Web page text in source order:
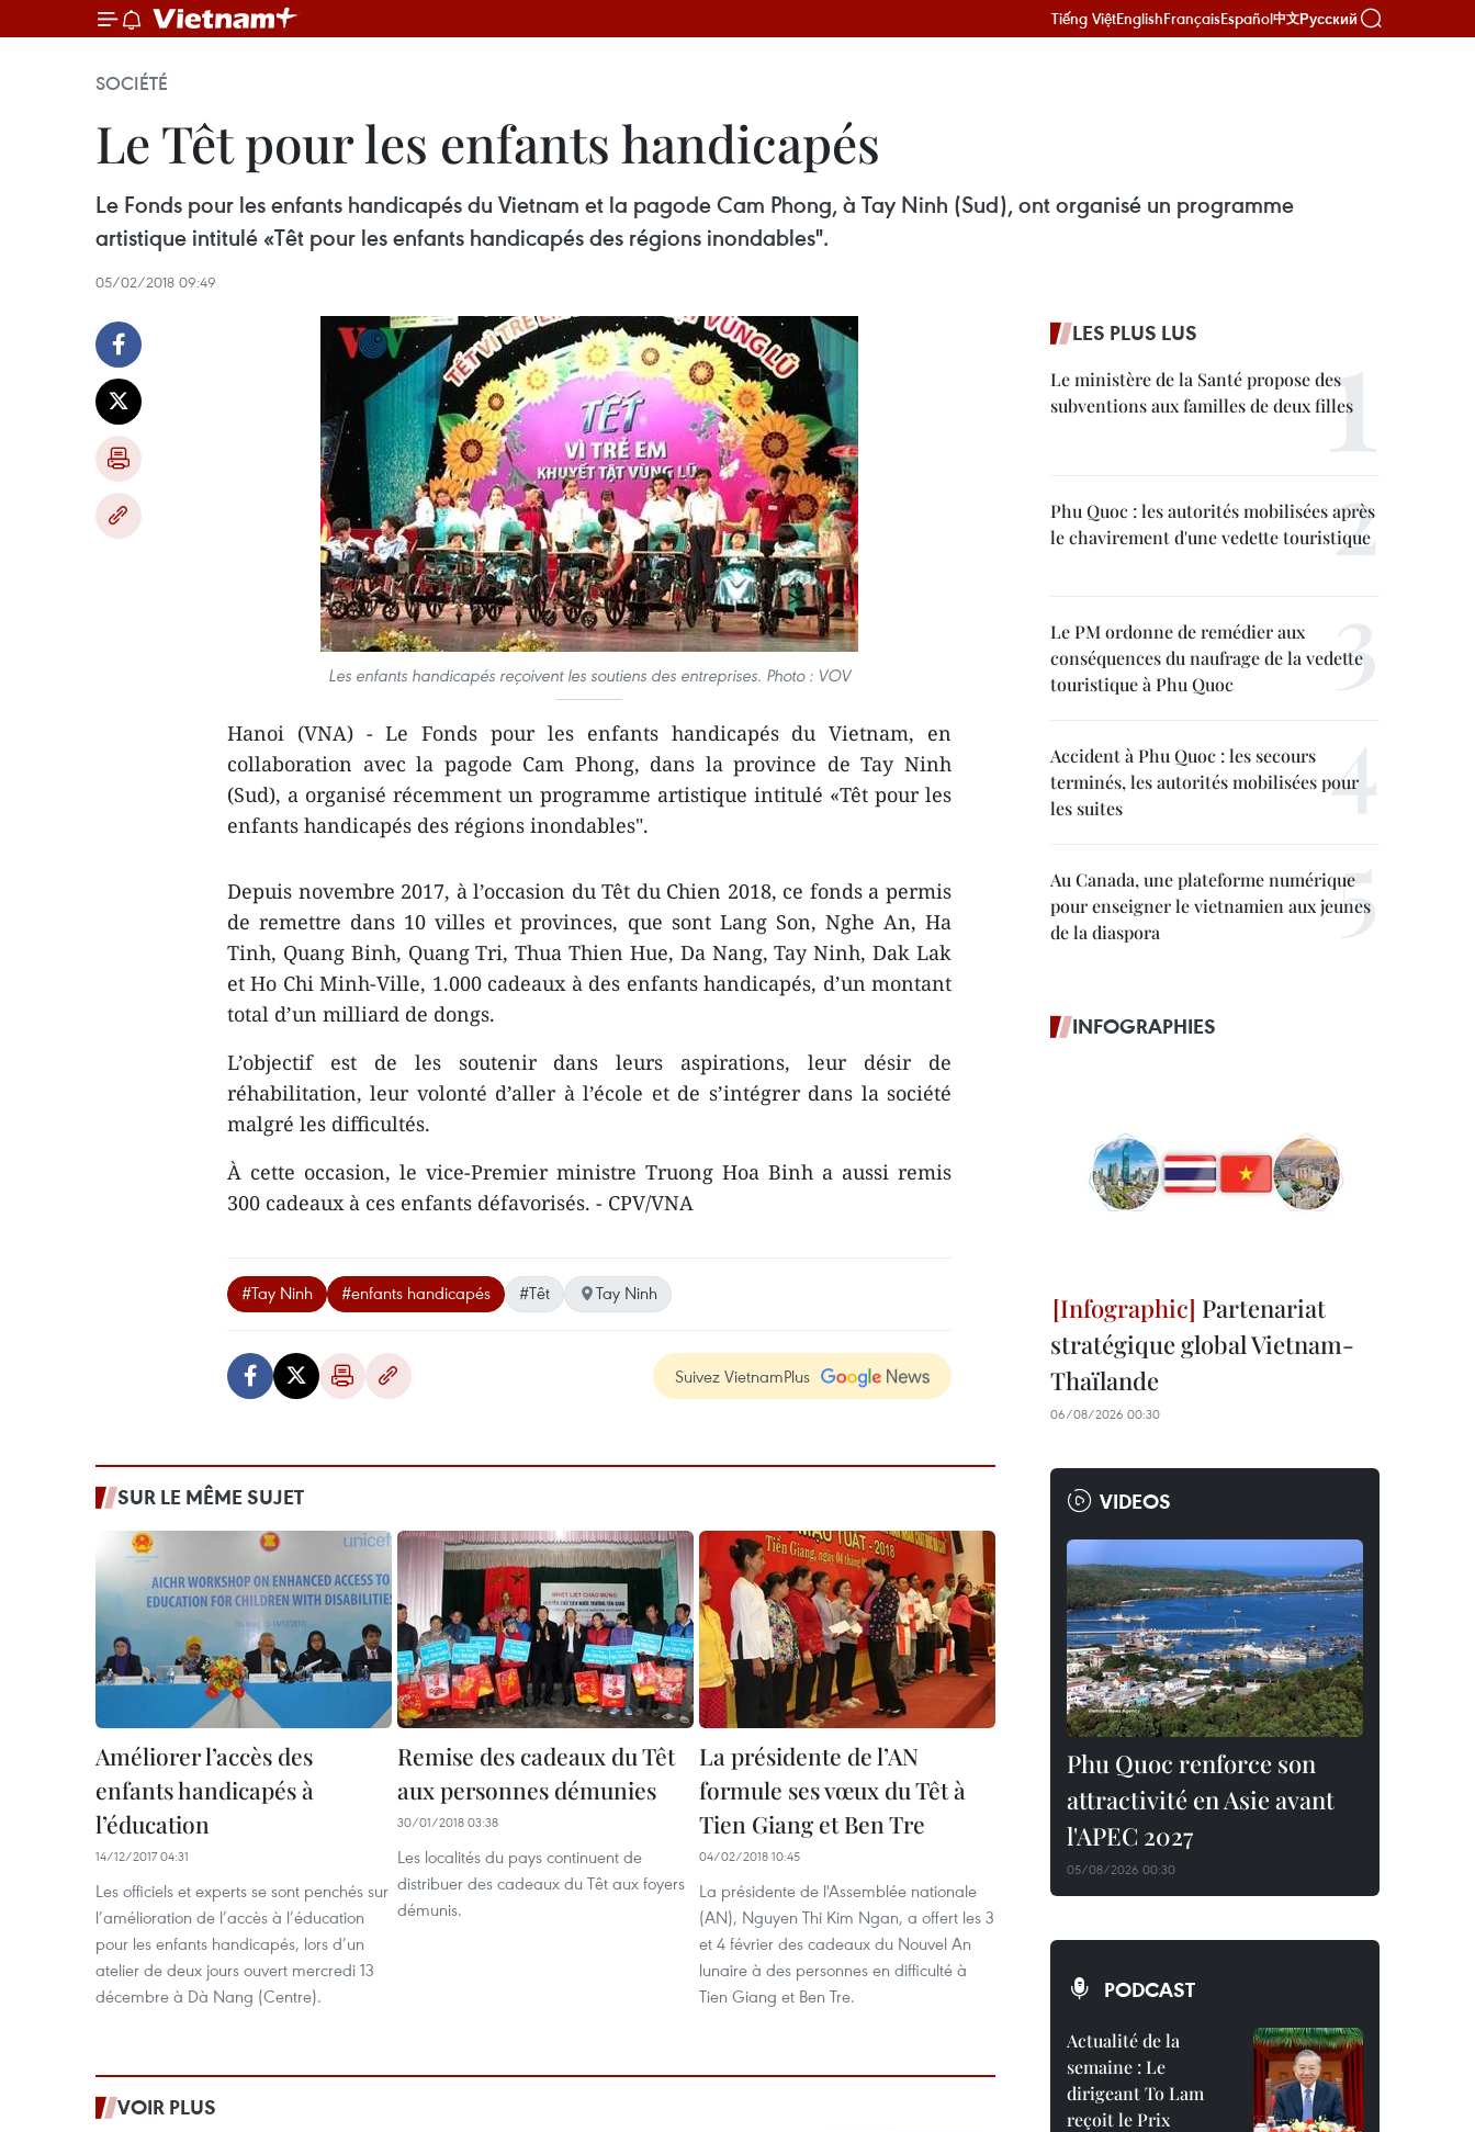
Tiếng ViệtEnglishFrançaisEspañol中文Русский
SOCIÉTÉ
Le Têt pour les enfants handicapés
Le Fonds pour les enfants handicapés du Vietnam et la pagode Cam Phong, à Tay Ninh (Sud), ont organisé un programme
artistique intitulé «Têt pour les enfants handicapés des régions inondables".
05/02/2018 09:49
Les enfants handicapés reçoivent les soutiens des entreprises. Photo : VOV
Hanoi (VNA) - Le Fonds pour les enfants handicapés du Vietnam, en
collaboration avec la pagode Cam Phong, dans la province de Tay Ninh
(Sud), a organisé récemment un programme artistique intitulé «Têt pour les
enfants handicapés d​es régions inondables".
Depuis novembre 2017, à l’occasion du Têt du Chien 2018, ce fonds a permis
de remettre dans 10 villes et provinces, que sont Lang Son, Nghe An, Ha
Tinh, Quang Binh, Quang Tri, Thua Thien Hue, Da Nang, Tay Ninh, Dak Lak
et Ho Chi Minh-Ville, 1.000 cadeaux à des enfants handicapés, d’un montant
total d’un milliard de dongs.
L’objectif est de les soutenir dans leurs aspirations, leur désir de
réhabilitation, leur volonté d’aller à l’école et de s’intégrer dans la société
malgré les difficultés.
À cette occasion, le vice-Premier ministre Truong Hoa Binh a aussi remis
300 cadeaux à ces enfants défavorisés. - CPV/VNA
#Tay Ninh #enfants handicapés #Têt Tay Ninh
Suivez VietnamPlus
SUR LE MÊME SUJET
Améliorer l’accès des
enfants handicapés à
l’éducation
14/12/2017 04:31
Les officiels et experts se sont penchés sur
l’amélioration de l’accès à l’éducation
pour les enfants handicapés, lors d’un
atelier de deux jours ouvert mercredi 13
décembre à Dà Nang (Centre).
Remise des cadeaux du Têt
aux personnes démunies
30/01/2018 03:38
Les localités du pays continuent de
distribuer des cadeaux du Têt aux foyers
démunis.
La présidente de l’AN
formule ses vœux du Têt à
Tien Giang et Ben Tre
04/02/2018 10:45
La présidente de l'Assemblée nationale
(AN), Nguyen Thi Kim Ngan, a offert les 3
et 4 février des cadeaux du Nouvel An
lunaire à des personnes en difficulté à
Tien Giang et Ben Tre.
VOIR PLUS
LES PLUS LUS
Le ministère de la Santé propose des
subventions aux familles de deux filles
Phu Quoc : les autorités mobilisées après
le chavirement d'une vedette touristique
Le PM ordonne de remédier aux
conséquences du naufrage de la vedette
touristique à Phu Quoc
Accident à Phu Quoc : les secours
terminés, les autorités mobilisées pour
les suites
Au Canada, une plateforme numérique
pour enseigner le vietnamien aux jeunes
de la diaspora
INFOGRAPHIES
Partenariat
stratégique global Vietnam-
Thaïlande
06/08/2026 00:30
VIDEOS
Phu Quoc renforce son
attractivité en Asie avant
l'APEC 2027
05/08/2026 00:30
PODCAST
Actualité de la
semaine : Le
dirigeant To Lam
reçoit le Prix